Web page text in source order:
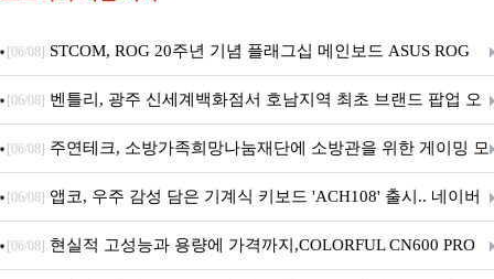
[06/08] STCOM, ROG 20주년 기념 플래그십 메인보드 ASUS ROG
Crosshair X870E EDITION 20 국내 출시 예정
[06/08] 벤틀리, 광주 신세계백화점서 호남지역 최초 브랜드 팝업 오
픈
[06/08] 주연테크, 소방가족희망나눔재단에 소방관을 위한 게이밍 모
니터·스마트 펫 침대 기부
[06/08] 앱코, 우주 감성 담은 기계식 키보드 'ACH108' 출시.. 네이버
브랜드데이 기획전 진행
[06/08] 현실적 고성능과 용량에 가격까지,COLORFUL CN600 PRO